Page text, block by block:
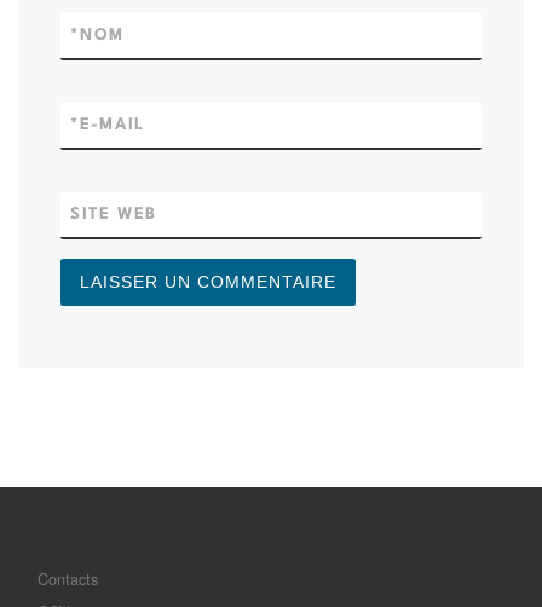
NOM
*
E-MAIL
*
SITE WEB
Contacts